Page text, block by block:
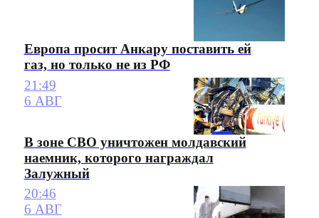
Европа просит Анкару поставить ей
газ, но только не из РФ
21:49
6 АВГ
В зоне СВО уничтожен молдавский
наемник, которого награждал
Залужный
20:46
6 АВГ